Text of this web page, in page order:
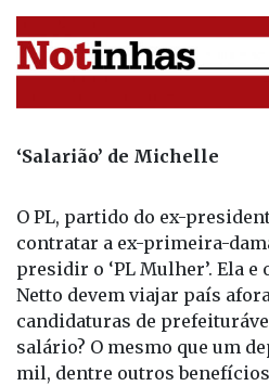
‘Salarião’ de Michelle
O PL, partido do ex-
contratar a ex-primeira-
presidir o ‘PL Mulher’. Ela
Netto devem viajar país
candidaturas de
salário? O mesmo que um
mil, dentre outros